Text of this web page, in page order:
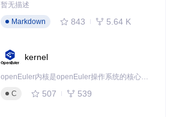
暂无描述
Markdown
843 5.64 K
kernel
openEuler内核是openEuler操作系统的核心，既是系统性能与稳定性的基石，也是连接处理器、设备与服务的桥梁。
C
507 539